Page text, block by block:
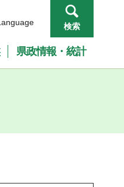
検索
県政情報・統計